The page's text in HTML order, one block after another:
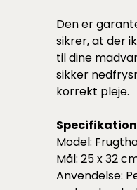
Den er
sikrer, at der
til dine
sikker
korrekt pleje.
Model:
Mål: 25 x 32
Anvendelse: